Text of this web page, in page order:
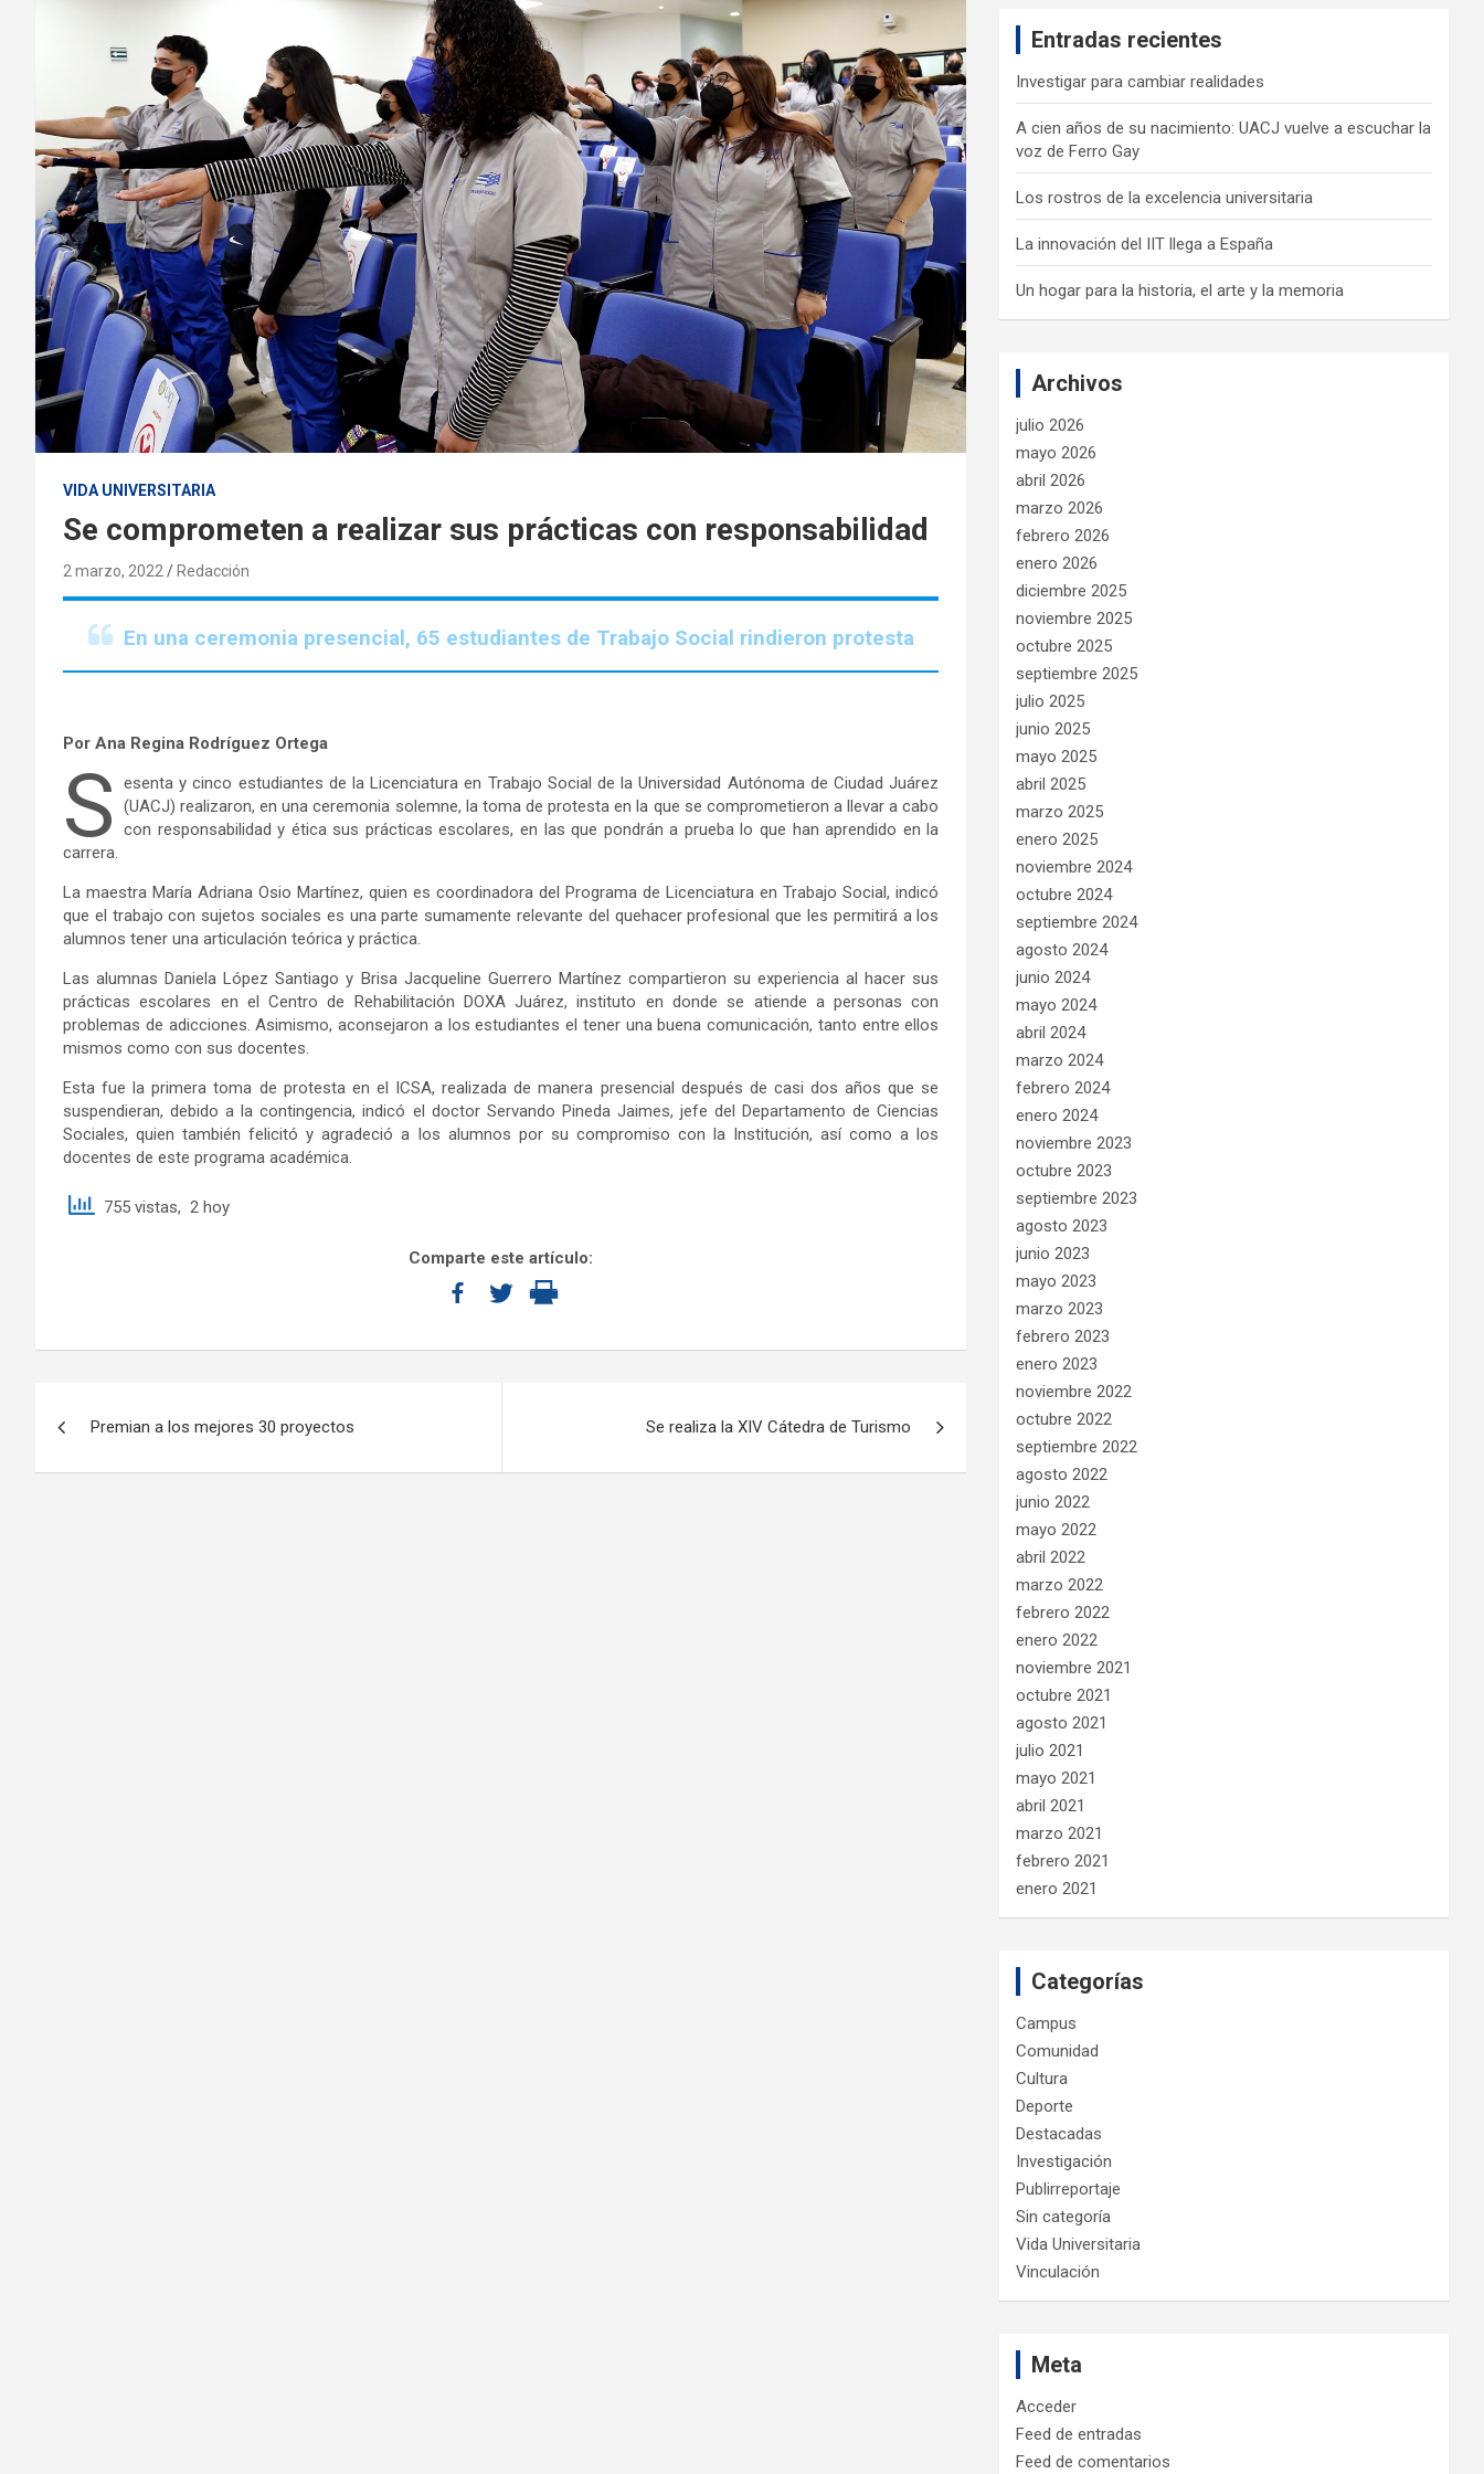
VIDA UNIVERSITARIA
Se comprometen a realizar sus prácticas con responsabilidad
2 marzo, 2022 Redacción
En una ceremonia presencial, 65 estudiantes de Trabajo Social rindieron protesta
Por Ana Regina Rodríguez Ortega
S
esenta y cinco estudiantes de la Licenciatura en Trabajo Social de la Universidad Autónoma de Ciudad Juárez
(UACJ) realizaron, en una ceremonia solemne, la toma de protesta en la que se comprometieron a llevar a cabo
con responsabilidad y ética sus prácticas escolares, en las que pondrán a prueba lo que han aprendido en la
carrera.
La maestra María Adriana Osio Martínez, quien es coordinadora del Programa de Licenciatura en Trabajo Social, indicó
que el trabajo con sujetos sociales es una parte sumamente relevante del quehacer profesional que les permitirá a los
alumnos tener una articulación teórica y práctica.
Las alumnas Daniela López Santiago y Brisa Jacqueline Guerrero Martínez compartieron su experiencia al hacer sus
prácticas escolares en el Centro de Rehabilitación DOXA Juárez, instituto en donde se atiende a personas con
problemas de adicciones. Asimismo, aconsejaron a los estudiantes el tener una buena comunicación, tanto entre ellos
mismos como con sus docentes.
Esta fue la primera toma de protesta en el ICSA, realizada de manera presencial después de casi dos años que se
suspendieran, debido a la contingencia, indicó el doctor Servando Pineda Jaimes, jefe del Departamento de Ciencias
Sociales, quien también felicitó y agradeció a los alumnos por su compromiso con la Institución, así como a los
docentes de este programa académica.
755 vistas, 2 hoy
Comparte este artículo:
Premian a los mejores 30 proyectos Se realiza la XIV Cátedra de Turismo
Entradas recientes
Investigar para cambiar realidades
A cien años de su nacimiento: UACJ vuelve a escuchar la
voz de Ferro Gay
Los rostros de la excelencia universitaria
La innovación del IIT llega a España
Un hogar para la historia, el arte y la memoria
Archivos
julio 2026
mayo 2026
abril 2026
marzo 2026
febrero 2026
enero 2026
diciembre 2025
noviembre 2025
octubre 2025
septiembre 2025
julio 2025
junio 2025
mayo 2025
abril 2025
marzo 2025
enero 2025
noviembre 2024
octubre 2024
septiembre 2024
agosto 2024
junio 2024
mayo 2024
abril 2024
marzo 2024
febrero 2024
enero 2024
noviembre 2023
octubre 2023
septiembre 2023
agosto 2023
junio 2023
mayo 2023
marzo 2023
febrero 2023
enero 2023
noviembre 2022
octubre 2022
septiembre 2022
agosto 2022
junio 2022
mayo 2022
abril 2022
marzo 2022
febrero 2022
enero 2022
noviembre 2021
octubre 2021
agosto 2021
julio 2021
mayo 2021
abril 2021
marzo 2021
febrero 2021
enero 2021
Categorías
Campus
Comunidad
Cultura
Deporte
Destacadas
Investigación
Publirreportaje
Sin categoría
Vida Universitaria
Vinculación
Meta
Acceder
Feed de entradas
Feed de comentarios